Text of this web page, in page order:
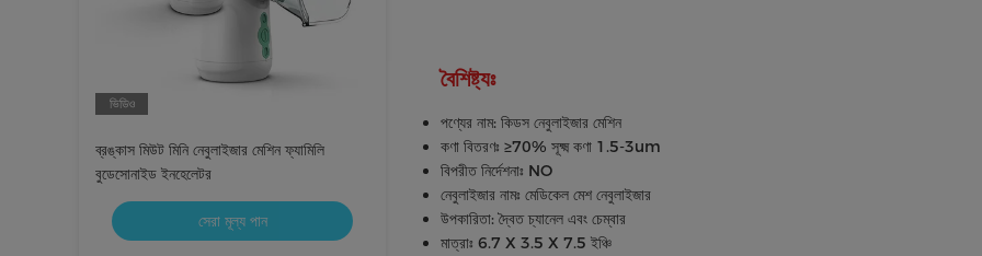
ভিডিও
ব্রঙ্কাস মিউট মিনি নেবুলাইজার মেশিন ফ্যামিলি
বুডেসোনাইড ইনহেলেটর
সেরা মূল্য পান
বৈশিষ্ট্যঃ
পণ্যের নাম: কিডস নেবুলাইজার মেশিন
কণা বিতরণঃ ≥70% সূক্ষ্ম কণা 1.5-3um
বিপরীত নির্দেশনাঃ NO
নেবুলাইজার নামঃ মেডিকেল মেশ নেবুলাইজার
উপকারিতা: দ্বৈত চ্যানেল এবং চেম্বার
মাত্রাঃ 6.7 X 3.5 X 7.5 ইঞ্চি